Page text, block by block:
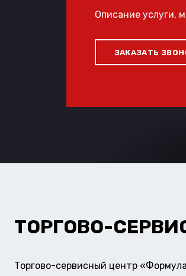
Описание услуги,
ЗАКАЗАТЬ
ТОРГОВО-
Торгово-сервисный центр